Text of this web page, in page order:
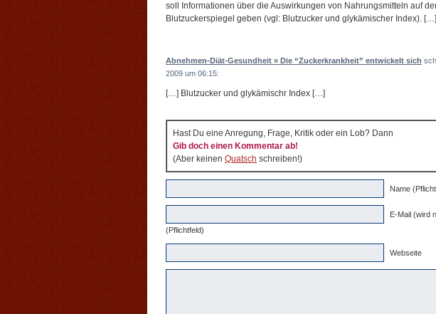
soll Informationen über die Auswirkungen von Nahrungsmitteln auf
Blutzuckerspiegel geben (vgl: Blutzucker und glykämischer Index). […]
Abnehmen-Diät-Gesundheit » Die “Zuckerkrankheit” entwickelt sich
2009 um 06:15:
[…] Blutzucker und glykämischr Index […]
Hast Du eine Anregung, Frage, Kritik oder ein Lob? Dann
Gib doch einen Kommentar ab!
(Aber keinen Quatsch schreiben!)
Name
E-Mail (wird
(Pflichtfeld)
Webseite